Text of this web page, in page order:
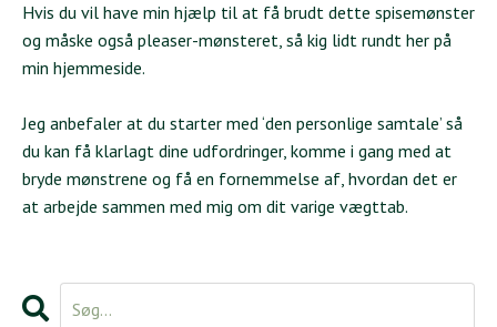
Hvis du vil have min hjælp til at få brudt dette spisemønster
og måske også pleaser-mønsteret, så kig lidt rundt her på
min hjemmeside.
Jeg anbefaler at du starter med ‘den personlige samtale’ så
du kan få klarlagt dine udfordringer, komme i gang med at
bryde mønstrene og få en fornemmelse af, hvordan det er
at arbejde sammen med mig om dit varige vægttab.